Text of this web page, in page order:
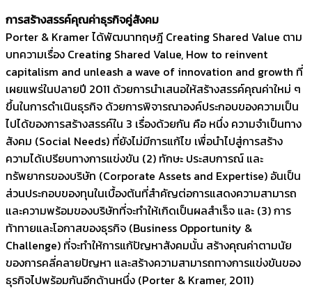
การสร้างสรรค์คุณค่าธุรกิจคู่สังคม
Porter & Kramer ได้พัฒนาทฤษฎี Creating Shared Value ตาม
บทความเรื่อง Creating Shared Value, How to reinvent
capitalism and unleash a wave of innovation and growth ที่
เผยแพร่ในปลายปี 2011 ด้วยการนำเสนอให้สร้างสรรค์คุณค่าใหม่ ๆ
ขึ้นในการดำเนินธุรกิจ ด้วยการพิจารณาองค์ประกอบของความเป็น
ไปได้ของการสร้างสรรค์ใน 3 เรื่องด้วยกัน คือ หนึ่ง ความจำเป็นทาง
สังคม (Social Needs) ที่ยังไม่มีการแก้ไข เพื่อนำไปสู่การสร้าง
ความได้เปรียบทางการแข่งขัน (2) ทักษะ ประสบการณ์ และ
ทรัพยากรของบริษัท (Corporate Assets and Expertise) อันเป็น
ส่วนประกอบของทุนในเบื้องต้นที่สำคัญต่อการแสดงความสามารถ
และความพร้อมของบริษัทที่จะทำให้เกิดเป็นผลสำเร็จ และ (3) การ
ท้าทายและโอกาสของธุรกิจ (Business Opportunity &
Challenge) ที่จะทำให้การแก้ปัญหาสังคมนั้น สร้างคุณค่าตามนัย
ของการคลี่คลายปัญหา และสร้างความสามารถทางการแข่งขันของ
ธุรกิจไปพร้อมกันอีกด้านหนึ่ง (Porter & Kramer, 2011)